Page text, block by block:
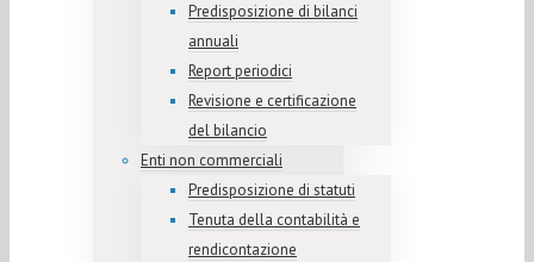
Predisposizione di bilanci
annuali
Report periodici
Revisione e certificazione
del bilancio
Enti non commerciali
Predisposizione di statuti
Tenuta della contabilità e
rendicontazione